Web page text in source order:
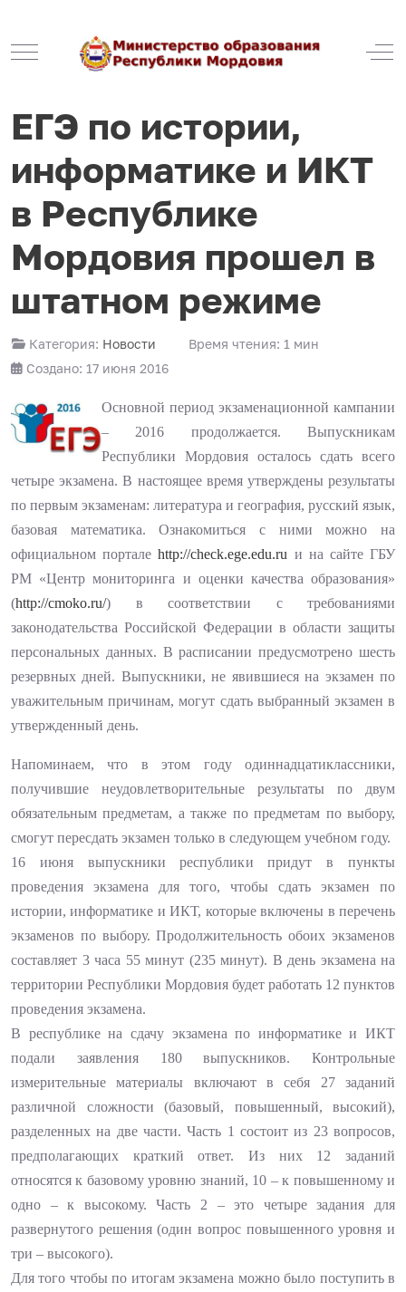
Mobile Menu Toggle
ЕГЭ по истории,
информатике и ИКТ
в Республике
Мордовия прошел в
штатном режиме
Категория: Новости
Время чтения: 1 мин
Создано: 17 июня 2016
Основной период экзаменационной кампании
– 2016 продолжается. Выпускникам
Республики Мордовия осталось сдать всего
четыре экзамена. В настоящее время утверждены результаты
по первым экзаменам: литература и география, русский язык,
базовая математика. Ознакомиться с ними можно на
официальном порталеhttp://check.ege.edu.ru и на сайте ГБУ
РМ «Центр мониторинга и оценки качества образования»
(http://cmoko.ru/) в соответствии с требованиями
законодательства Российской Федерации в области защиты
персональных данных. В расписании предусмотрено шесть
резервных дней. Выпускники, не явившиеся на экзамен по
уважительным причинам, могут сдать выбранный экзамен в
утвержденный день.
Напоминаем, что в этом году одиннадцатиклассники,
получившие неудовлетворительные результаты по двум
обязательным предметам, а также по предметам по выбору,
смогут пересдать экзамен только в следующем учебном году.
16 июня выпускники республики придут в пункты
проведения экзамена для того, чтобы сдать экзамен по
истории, информатике и ИКТ, которые включены в перечень
экзаменов по выбору. Продолжительность обоих экзаменов
составляет 3 часа 55 минут (235 минут). В день экзамена на
территории Республики Мордовия будет работать 12 пунктов
проведения экзамена.
В республике на сдачу экзамена по информатике и ИКТ
подали заявления 180 выпускников. Контрольные
измерительные материалы включают в себя 27 заданий
различной сложности (базовый, повышенный, высокий),
разделенных на две части. Часть 1 состоит из 23 вопросов,
предполагающих краткий ответ. Из них 12 заданий
относятся к базовому уровню знаний, 10 – к повышенному и
одно – к высокому. Часть 2 – это четыре задания для
развернутого решения (один вопрос повышенного уровня и
три – высокого).
Для того чтобы по итогам экзамена можно было поступить в